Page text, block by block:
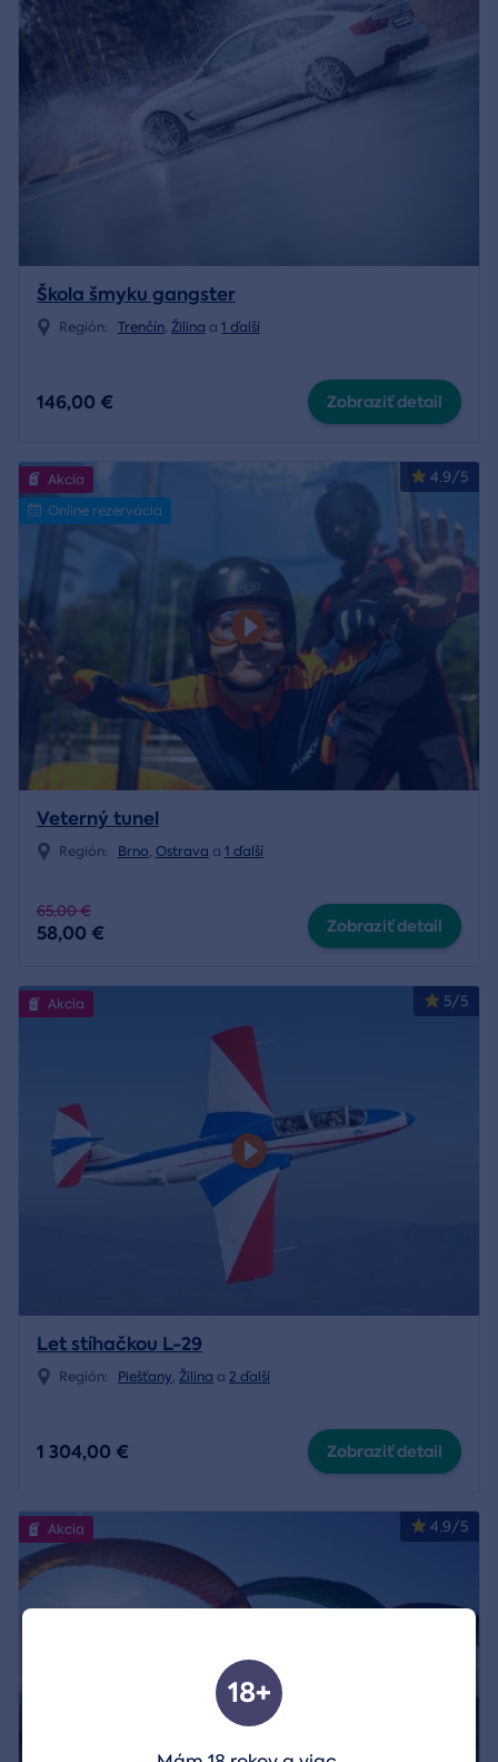
Škola šmyku gangster
Región: Trenčín, Žilina a 1 ďalší
146,00 € Zobraziť detail
4.9/5
Akcia
Online rezervácia
Veterný tunel
Región: Brno, Ostrava a 1 ďalší
65,00 €
58,00 € Zobraziť detail
5/5
Akcia
Let stíhačkou L-29
Región: Piešťany, Žilina a 2 ďalší
1 304,00 € Zobraziť detail
4.9/5
Akcia
18+